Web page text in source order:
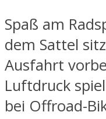
Spaß am
dem Sattel
Ausfahrt
Luftdruck
bei Offroad-